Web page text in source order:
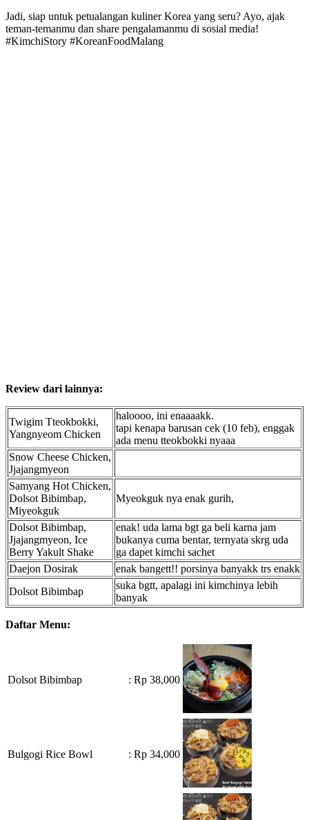
Jadi, siap untuk petualangan kuliner Korea yang seru? Ayo, ajak
teman-temanmu dan share pengalamanmu di sosial media!
#KimchiStory #KoreanFoodMalang
Review dari lainnya:
Twigim Tteokbokki,
Yangnyeom Chicken
haloooo, ini enaaaakk.
tapi kenapa barusan cek (10 feb), enggak
ada menu tteokbokki nyaaa
Snow Cheese Chicken,
Jjajangmyeon
Samyang Hot Chicken,
Dolsot Bibimbap,
Miyeokguk
Myeokguk nya enak gurih,
Dolsot Bibimbap,
Jjajangmyeon, Ice
Berry Yakult Shake
enak! uda lama bgt ga beli karna jam
bukanya cuma bentar, ternyata skrg uda
ga dapet kimchi sachet
Daejon Dosirak
enak bangett!! porsinya banyakk trs enakk
Dolsot Bibimbap
suka bgtt, apalagi ini kimchinya lebih
banyak
Daftar Menu:
Dolsot Bibimbap : Rp 38,000
Bulgogi Rice Bowl : Rp 34,000